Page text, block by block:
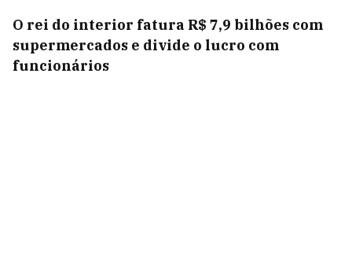
O rei do interior fatura R$ 7,9 bilhões com
supermercados e divide o lucro com
funcionários